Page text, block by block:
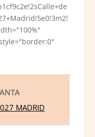
MADRID